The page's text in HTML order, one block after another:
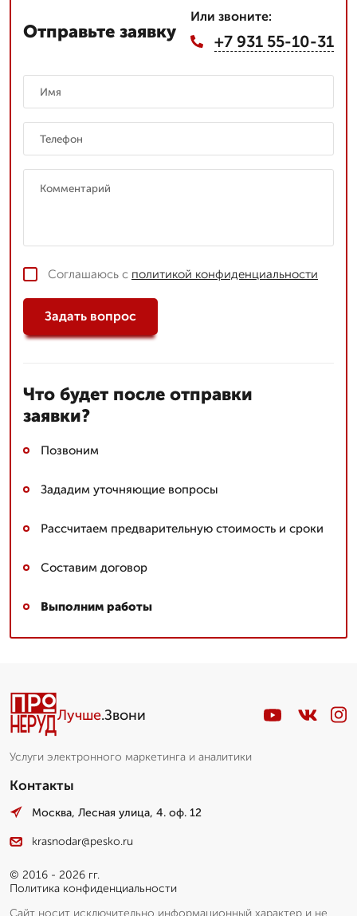
Отправьте заявку
Или звоните:
+7 931 55-10-31
Соглашаюсь с политикой конфиденциальности
Задать вопрос
Что будет после отправки
заявки?
Позвоним
Зададим уточняющие вопросы
Рассчитаем предварительную стоимость и сроки
Составим договор
Выполним работы
Лучше.Звони
Услуги электронного маркетинга и аналитики
Контакты
Москва, Лесная улица, 4. оф. 12
krasnodar@pesko.ru
© 2016 - 2026 гг.
Политика конфиденциальности